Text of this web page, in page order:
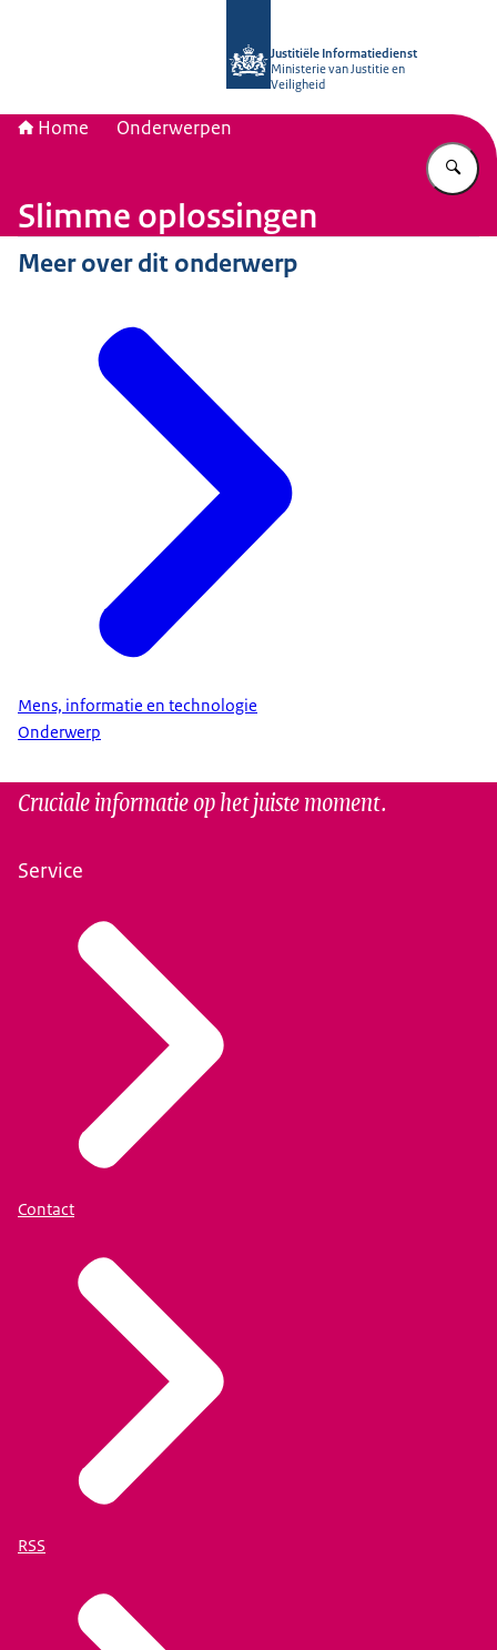
Justitiële Informatiedienst
Ministerie van Justitie en
Veiligheid
Home Onderwerpen
Slimme oplossingen
Meer over dit onderwerp
Mens, informatie en technologie
Onderwerp
Cruciale informatie op het juiste moment.
Service
Contact
RSS